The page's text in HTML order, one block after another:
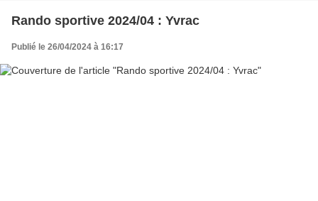
Rando sportive 2024/04 : Yvrac
Publié le 26/04/2024 à 16:17